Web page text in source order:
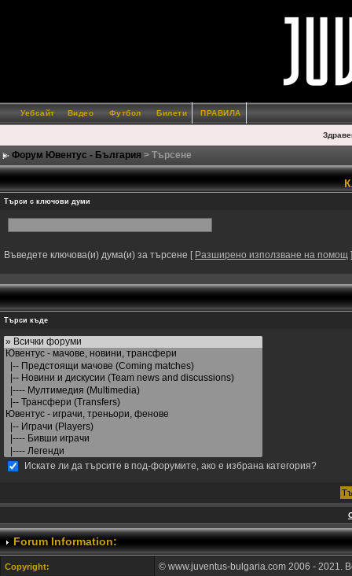
Уебсайт Видео Футбол Билети ПРАВИЛА
Форум Ювентус - България > Търсене
Търси с ключови думи
Въведете ключова(и) дума(и) за търсене [ Разширено използване на помощ ]
Търси къде
Искате ли да търсите в под-форумите, ако е избрана категория?
Forum Information:
Copyright: © www.juventus-bulgaria.com 2006 - 2021.